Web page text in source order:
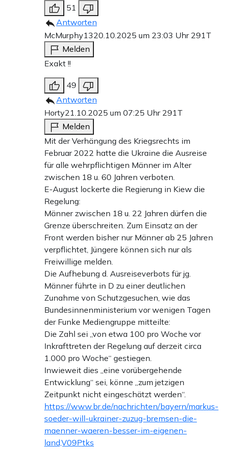
51
Antworten
McMurphy1320.10.2025 um 23:03 Uhr 291T
Melden
Exakt !!
49
Antworten
Horty21.10.2025 um 07:25 Uhr 291T
Melden
Mit der Verhängung des Kriegsrechts im
Februar 2022 hatte die Ukraine die Ausreise
für alle wehrpflichtigen Männer im Alter
zwischen 18 u. 60 Jahren verboten.
E-August lockerte die Regierung in Kiew die
Regelung:
Männer zwischen 18 u. 22 Jahren dürfen die
Grenze überschreiten. Zum Einsatz an der
Front werden bisher nur Männer ab 25 Jahren
verpflichtet, Jüngere können sich nur als
Freiwillige melden.
Die Aufhebung d. Ausreiseverbots für jg.
Männer führte in D zu einer deutlichen
Zunahme von Schutzgesuchen, wie das
Bundesinnenministerium vor wenigen Tagen
der Funke Mediengruppe mitteilte:
Die Zahl sei „von etwa 100 pro Woche vor
Inkrafttreten der Regelung auf derzeit circa
1.000 pro Woche“ gestiegen.
Inwieweit dies „eine vorübergehende
Entwicklung“ sei, könne „zum jetzigen
Zeitpunkt nicht eingeschätzt werden“.
https://www.br.de/nachrichten/bayern/markus-
soeder-will-ukrainer-zuzug-bremsen-die-
maenner-waeren-besser-im-eigenen-
land,V09Ptks